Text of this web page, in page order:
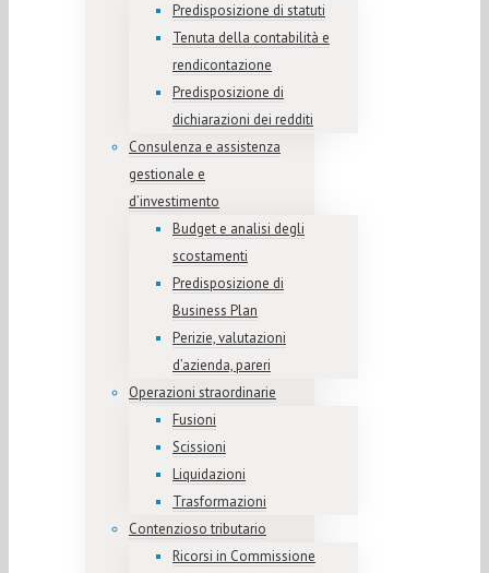
Predisposizione di statuti
Tenuta della contabilità e
rendicontazione
Predisposizione di
dichiarazioni dei redditi
Consulenza e assistenza
gestionale e
d’investimento
Budget e analisi degli
scostamenti
Predisposizione di
Business Plan
Perizie, valutazioni
d’azienda, pareri
Operazioni straordinarie
Fusioni
Scissioni
Liquidazioni
Trasformazioni
Contenzioso tributario
Ricorsi in Commissione